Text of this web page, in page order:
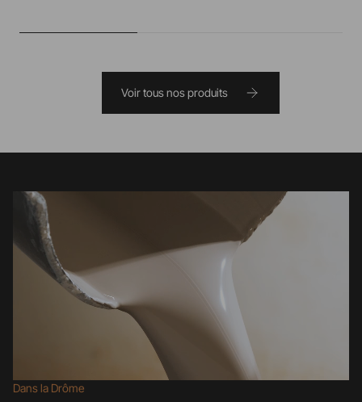
Voir tous nos produits
Dans la Drôme